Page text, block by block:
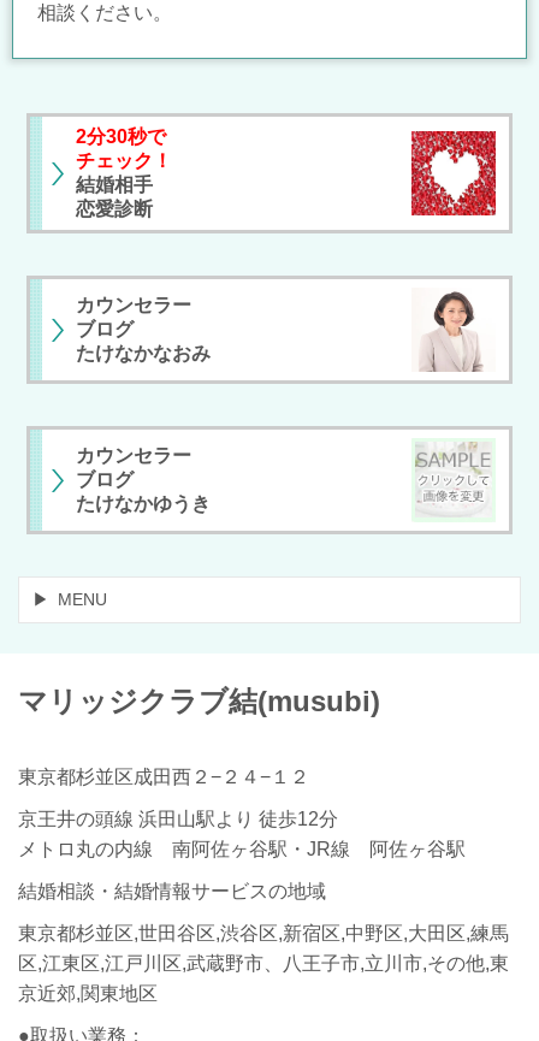
相談ください。
2分30秒で
チェック！
結婚相手
恋愛診断
カウンセラー
ブログ
たけなかなおみ
カウンセラー
ブログ
たけなかゆうき
MENU
マリッジクラブ結(musubi)
東京都杉並区成田西２−２４−１２
京王井の頭線 浜田山駅より 徒歩12分
メトロ丸の内線 南阿佐ヶ谷駅・JR線 阿佐ヶ谷駅
結婚相談・結婚情報サービスの地域
東京都杉並区,世田谷区,渋谷区,新宿区,中野区,大田区,練馬
区,江東区,江戸川区,武蔵野市、八王子市,立川市,その他,東
京近郊,関東地区
●取扱い業務：